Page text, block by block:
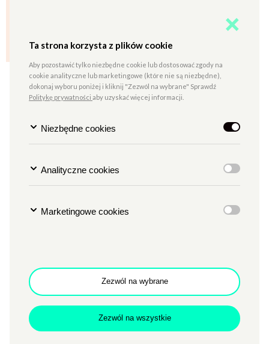
Autodiagnoza
dostępności
i strategia wdrażani...
kultury – dostępność instytucji
Ta strona korzysta z plików cookie
Aby pozostawić tylko niezbędne cookie lub dostosować zgody na
cookie analityczne lub marketingowe (które nie są niezbędne),
dokonaj wyboru poniżej i kliknij "Zezwól na wybrane" Sprawdź
Politykę prywatności aby uzyskać więcej informacji.
Niezbędne cookies
Analityczne cookies
Marketingowe cookies
Zezwól na wybrane
Zezwól na wszystkie